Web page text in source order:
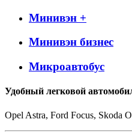
Минивэн +
Минивэн бизнес
Микроавтобус
Удобный легковой
Opel Astra, Ford Focus, Skoda